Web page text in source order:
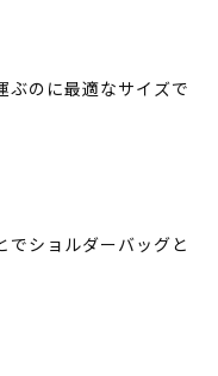
ぶのに最適なサイズで
でショルダーバッグと